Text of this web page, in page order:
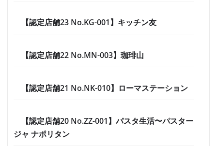
【認定店舗23 No.KG-001】キッチン友
【認定店舗22 No.MN-003】珈琲山
【認定店舗21 No.NK-010】ローマステーション
【認定店舗20 No.ZZ-001】パスタ生活〜パスター
ジャ ナポリタン